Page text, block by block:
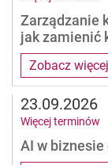
Zobacz więcej
Zarządzanie
jak zamienić
AI w
23.09.2026
Więcej terminów